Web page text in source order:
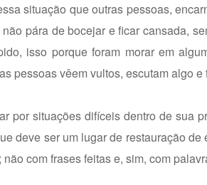
situação que outras pessoas,
pára de bocejar e ficar cansada,
isso porque foram morar em
pessoas vêem vultos, escutam algo e
por situações difíceis dentro de sua
deve ser um lugar de restauração
com frases feitas e, sim, com